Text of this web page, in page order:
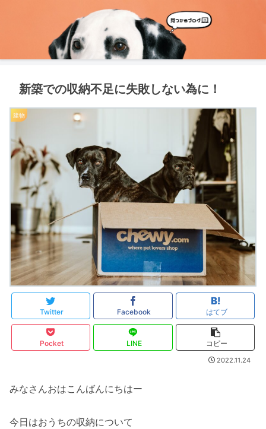
新築での収納不足に失敗しない為に！
建物
Twitter Facebook はてブ
Pocket LINE コピー
2022.11.24
みなさんおはこんばんにちはー
今日はおうちの収納について